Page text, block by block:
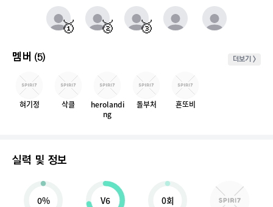
매주 월요일부터 일요일까지 가장 클라이밍 시간이 많은 유저를 실시간으로 반영.
동점자 처리방식 : 클라이밍 횟수가 많은 순
🥇 🥈 🥉
멤버 (5) 더보기 >
혀기정 삭클
herolandi
ng
돌부처 횬또비
실력 및 정보
0% V6 0회